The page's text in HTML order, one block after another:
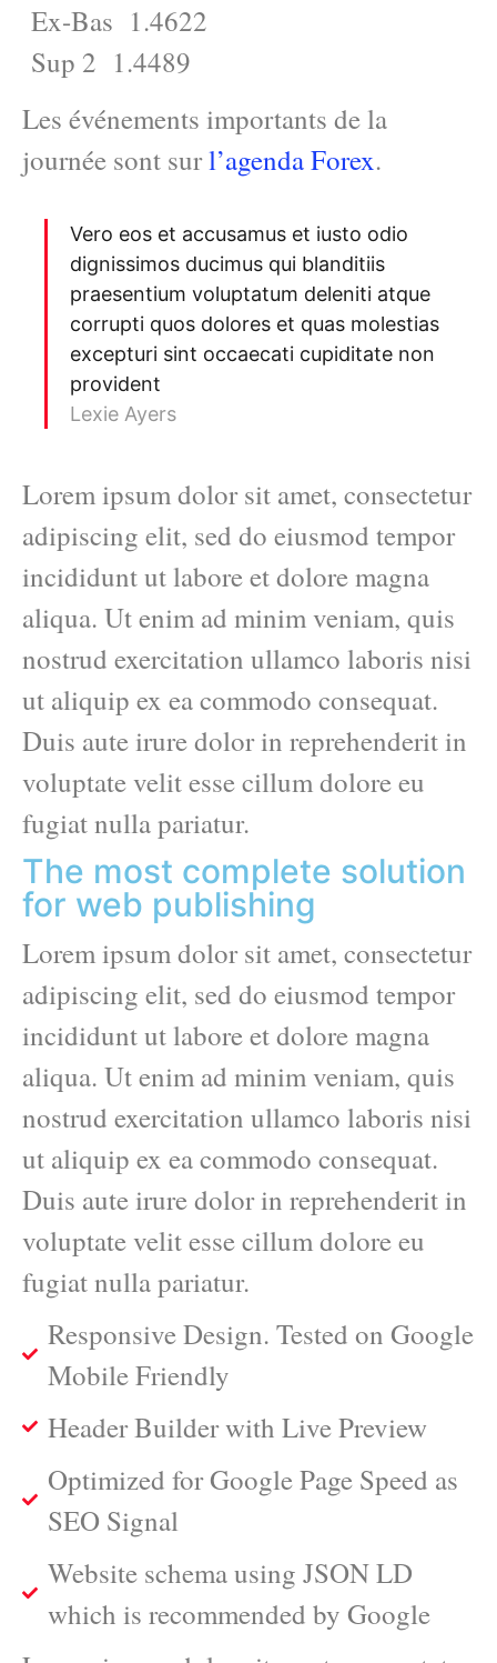
Ex-Bas 1.4622
Sup 2 1.4489
Les événements importants de la
journée sont surl’agenda Forex.
Vero eos et accusamus et iusto odio
dignissimos ducimus qui blanditiis
praesentium voluptatum deleniti atque
corrupti quos dolores et quas molestias
excepturi sint occaecati cupiditate non
provident
Lexie Ayers
Lorem ipsum dolor sit amet, consectetur
adipiscing elit, sed do eiusmod tempor
incididunt ut labore et dolore magna
aliqua. Ut enim ad minim veniam, quis
nostrud exercitation ullamco laboris nisi
ut aliquip ex ea commodo consequat.
Duis aute irure dolor in reprehenderit in
voluptate velit esse cillum dolore eu
fugiat nulla pariatur.
The most complete solution
for web publishing
Lorem ipsum dolor sit amet, consectetur
adipiscing elit, sed do eiusmod tempor
incididunt ut labore et dolore magna
aliqua. Ut enim ad minim veniam, quis
nostrud exercitation ullamco laboris nisi
ut aliquip ex ea commodo consequat.
Duis aute irure dolor in reprehenderit in
voluptate velit esse cillum dolore eu
fugiat nulla pariatur.
Responsive Design. Tested on Google
Mobile Friendly
Header Builder with Live Preview
Optimized for Google Page Speed as
SEO Signal
Website schema using JSON LD
which is recommended by Google